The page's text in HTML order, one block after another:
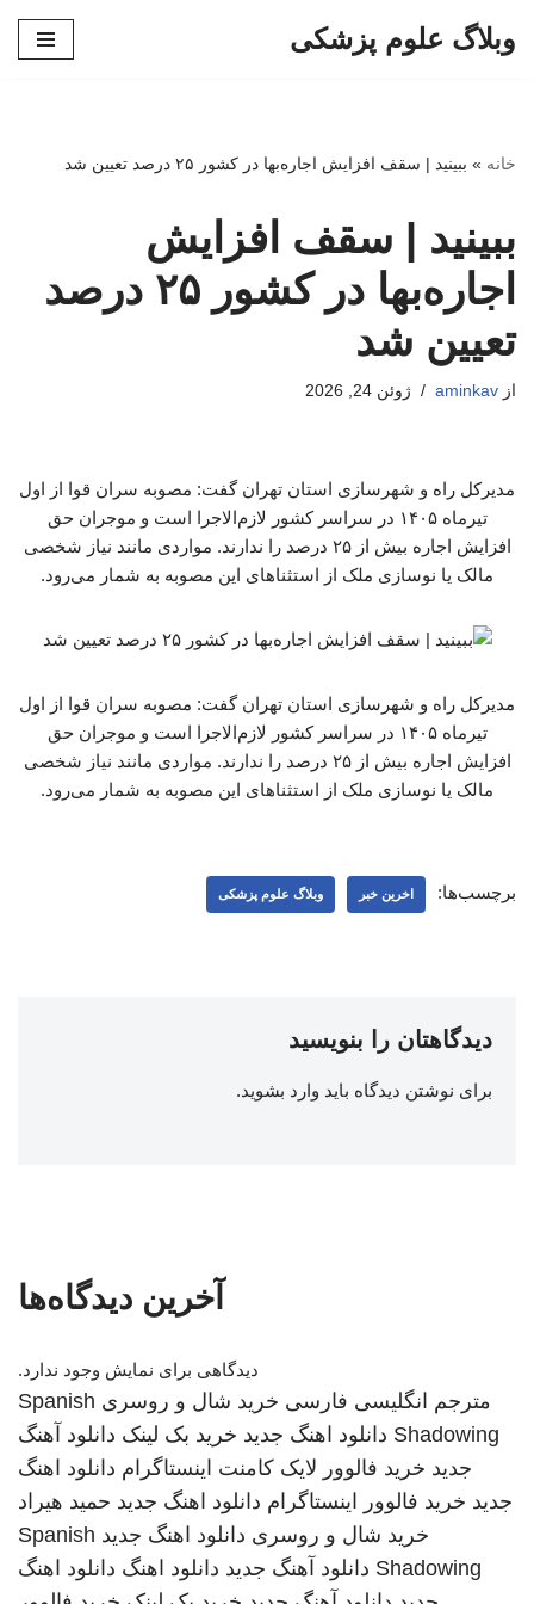
وبلاگ علوم پزشکی
خانه » ببینید | سقف افزایش اجاره‌بها در کشور ۲۵ درصد تعیین شد
ببینید | سقف افزایش
اجاره‌بها در کشور ۲۵ درصد
تعیین شد
از aminkav ژوئن 24, 2026
مدیرکل راه و شهرسازی استان تهران گفت: مصوبه سران قوا از اول
تیرماه ۱۴۰۵ در سراسر کشور لازم‌الاجرا است و موجران حق
افزایش اجاره بیش از ۲۵ درصد را ندارند. مواردی مانند نیاز شخصی
مالک یا نوسازی ملک از استثناهای این مصوبه به شمار می‌رود.
مدیرکل راه و شهرسازی استان تهران گفت: مصوبه سران قوا از اول
تیرماه ۱۴۰۵ در سراسر کشور لازم‌الاجرا است و موجران حق
افزایش اجاره بیش از ۲۵ درصد را ندارند. مواردی مانند نیاز شخصی
مالک یا نوسازی ملک از استثناهای این مصوبه به شمار می‌رود.
برچسب‌ها: اخرین خبر وبلاگ علوم پزشکی
دیدگاهتان را بنویسید
برای نوشتن دیدگاه باید وارد بشوید.
آخرین دیدگاه‌ها
دیدگاهی برای نمایش وجود ندارد.
مترجم انگلیسی فارسی خرید شال و روسری Spanish
Shadowing دانلود اهنگ جدید خرید بک لینک دانلود آهنگ
جدید خرید فالوور لایک کامنت اینستاگرام دانلود اهنگ
جدید خرید فالوور اینستاگرام دانلود اهنگ جدید حمید هیراد
خرید شال و روسری دانلود اهنگ جدید Spanish
Shadowing دانلود آهنگ جدید دانلود اهنگ دانلود اهنگ